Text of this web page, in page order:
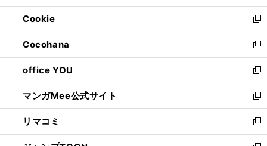
開
く
ウ
で
開
く
ン
ド
ウ
で
開
く
ウ
ィ
ン
ド
ウ
で
開
く
Cookie
新
し
い
ウ
ィ
ン
ド
ウ
で
開
Cocohana
新
し
い
ウ
ィ
ン
ド
ウ
office YOU
新
し
い
ウ
ィ
ン
マンガMee公式サイト
新
し
い
ウ
リマコミ
新
し